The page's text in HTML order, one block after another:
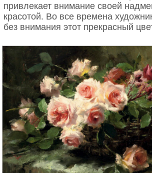
Кэти Пери: фиолетовые и
гортензии
Всемирно известная певица Кэти
роскошные букеты из гортензий.
гортензии могут быть розовыми,
синими, фиолетовыми и белыми.
наиболее любимы фиолетовые и
Эти два цвета символизируют
и мир.
привлекает внимание своей
красотой. Во все времена
без внимания этот прекрасный